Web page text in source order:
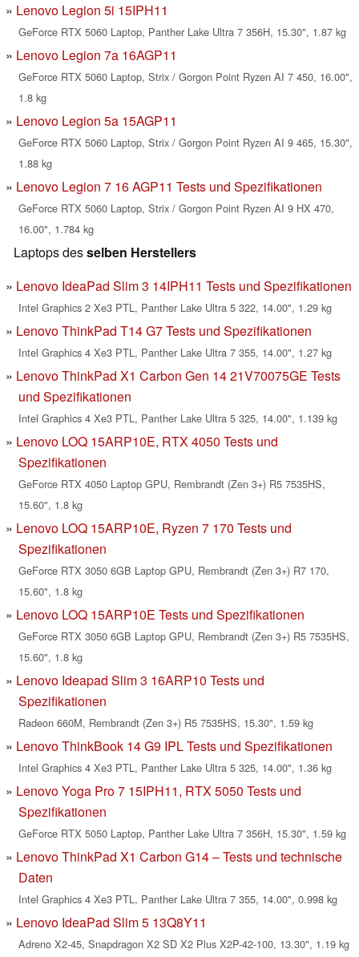
Lenovo Legion 5i 15IPH11
GeForce RTX 5060 Laptop, Panther Lake Ultra 7 356H, 15.30", 1.87 kg
Lenovo Legion 7a 16AGP11
GeForce RTX 5060 Laptop, Strix / Gorgon Point Ryzen AI 7 450, 16.00",
1.8 kg
Lenovo Legion 5a 15AGP11
GeForce RTX 5060 Laptop, Strix / Gorgon Point Ryzen AI 9 465, 15.30",
1.88 kg
Lenovo Legion 7 16 AGP11 Tests und Spezifikationen
GeForce RTX 5060 Laptop, Strix / Gorgon Point Ryzen AI 9 HX 470,
16.00", 1.784 kg
Laptops desselben Herstellers
Lenovo IdeaPad Slim 3 14IPH11 Tests und Spezifikationen
Intel Graphics 2 Xe3 PTL, Panther Lake Ultra 5 322, 14.00", 1.29 kg
Lenovo ThinkPad T14 G7 Tests und Spezifikationen
Intel Graphics 4 Xe3 PTL, Panther Lake Ultra 7 355, 14.00", 1.27 kg
Lenovo ThinkPad X1 Carbon Gen 14 21V70075GE Tests
und Spezifikationen
Intel Graphics 4 Xe3 PTL, Panther Lake Ultra 5 325, 14.00", 1.139 kg
Lenovo LOQ 15ARP10E, RTX 4050 Tests und
Spezifikationen
GeForce RTX 4050 Laptop GPU, Rembrandt (Zen 3+) R5 7535HS,
15.60", 1.8 kg
Lenovo LOQ 15ARP10E, Ryzen 7 170 Tests und
Spezifikationen
GeForce RTX 3050 6GB Laptop GPU, Rembrandt (Zen 3+) R7 170,
15.60", 1.8 kg
Lenovo LOQ 15ARP10E Tests und Spezifikationen
GeForce RTX 3050 6GB Laptop GPU, Rembrandt (Zen 3+) R5 7535HS,
15.60", 1.8 kg
Lenovo Ideapad Slim 3 16ARP10 Tests und
Spezifikationen
Radeon 660M, Rembrandt (Zen 3+) R5 7535HS, 15.30", 1.59 kg
Lenovo ThinkBook 14 G9 IPL Tests und Spezifikationen
Intel Graphics 4 Xe3 PTL, Panther Lake Ultra 5 325, 14.00", 1.36 kg
Lenovo Yoga Pro 7 15IPH11, RTX 5050 Tests und
Spezifikationen
GeForce RTX 5050 Laptop, Panther Lake Ultra 7 356H, 15.30", 1.59 kg
Lenovo ThinkPad X1 Carbon G14 – Tests und technische
Daten
Intel Graphics 4 Xe3 PTL, Panther Lake Ultra 7 355, 14.00", 0.998 kg
Lenovo IdeaPad Slim 5 13Q8Y11
Adreno X2-45, Snapdragon X2 SD X2 Plus X2P-42-100, 13.30", 1.19 kg